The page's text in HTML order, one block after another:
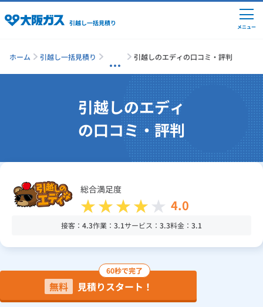
引越し一括見積り
引越しの準備
引越し費用の相場
引越し業者ランキング
引越し見積りシミュレーション
見積り依頼
メニュー
ホーム 引越し一括見積り 引越しのエディの口コミ・評判
引越しのエディ
の口コミ・評判
総合満足度
4.0
接客： 4.3作業： 3.1サービス： 3.3料金： 3.1
60秒で完了
無料 見積りスタート！